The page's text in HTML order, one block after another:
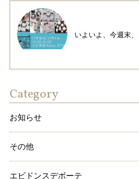
いよいよ、今週末、
Category
お知らせ
その他
エビドンスデボーテ